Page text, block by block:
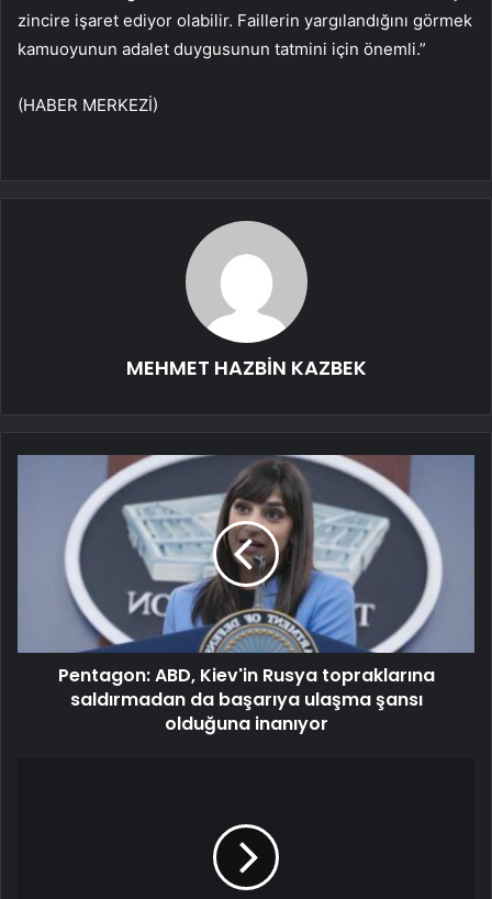
zincire işaret ediyor olabilir. Faillerin yargılandığını görmek
kamuoyunun adalet duygusunun tatmini için önemli.”
(HABER MERKEZİ)
MEHMET HAZBİN KAZBEK
Pentagon: ABD, Kiev'in Rusya topraklarına
saldırmadan da başarıya ulaşma şansı
olduğuna inanıyor